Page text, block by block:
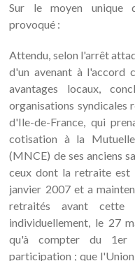
Sur le moyen unique
provoqué :
Attendu, selon l'arrêt
d'un avenant à l'accord
avantages locaux,
organisations syndicales
d'Ile-de-France, qui
cotisation à la
(MNCE) de ses anciens
ceux dont la retraite est
janvier 2007 et a
retraités avant cette
individuellement, le 27
qu'à compter du
participation ; que